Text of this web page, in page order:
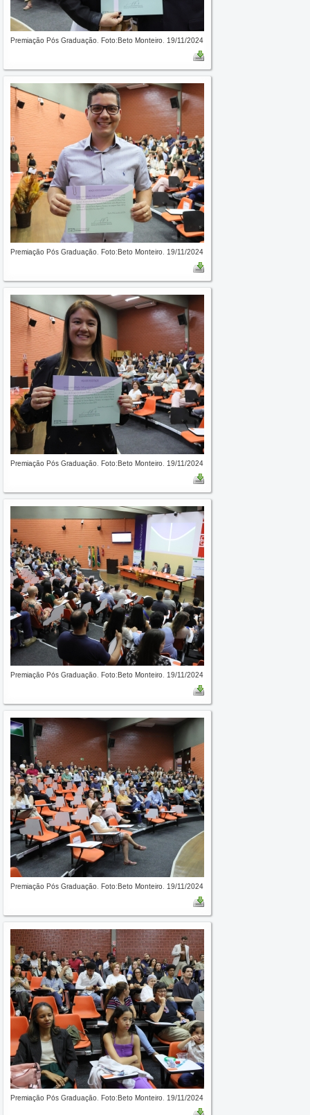
Premiação Pós Graduação. Foto:Beto Monteiro. 19/11/2024
Premiação Pós Graduação. Foto:Beto Monteiro. 19/11/2024
Premiação Pós Graduação. Foto:Beto Monteiro. 19/11/2024
Premiação Pós Graduação. Foto:Beto Monteiro. 19/11/2024
Premiação Pós Graduação. Foto:Beto Monteiro. 19/11/2024
Premiação Pós Graduação. Foto:Beto Monteiro. 19/11/2024